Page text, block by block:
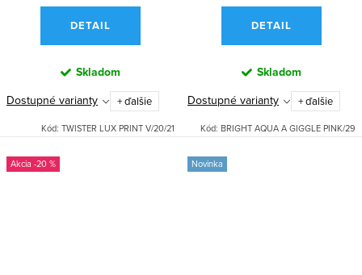
DETAIL
Skladom
Dostupné varianty
+ ďalšie
Kód: TWISTER LUX PRINT V/20/21
DETAIL
Skladom
Dostupné varianty
+ ďalšie
Kód: BRIGHT AQUA A GIGGLE PINK/29
-20 % Novinka